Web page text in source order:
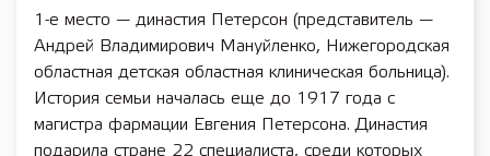
1-е место — династия Петерсон (представитель —
Андрей Владимирович Мануйленко, Нижегородская
областная детская областная клиническая больница).
История семьи началась еще до 1917 года с
магистра фармации Евгения Петерсона. Династия
подарила стране 22 специалиста, среди которых